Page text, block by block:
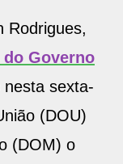
Rodrigues,
Governo
nesta sexta-
(DOU)
(DOM) o